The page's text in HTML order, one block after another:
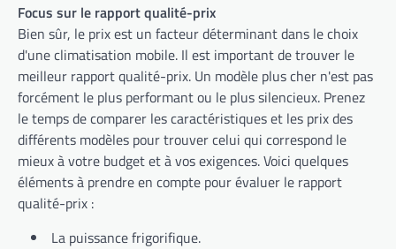
Focus sur le rapport qualité-prix
Bien sûr, le prix est un facteur déterminant dans le choix
d'une climatisation mobile. Il est important de trouver le
meilleur rapport qualité-prix. Un modèle plus cher n'est pas
forcément le plus performant ou le plus silencieux. Prenez
le temps de comparer les caractéristiques et les prix des
différents modèles pour trouver celui qui correspond le
mieux à votre budget et à vos exigences. Voici quelques
éléments à prendre en compte pour évaluer le rapport
qualité-prix :
La puissance frigorifique.